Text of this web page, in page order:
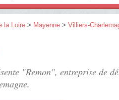
la Loire > Mayenne > Villiers-
"Remon", entreprise de